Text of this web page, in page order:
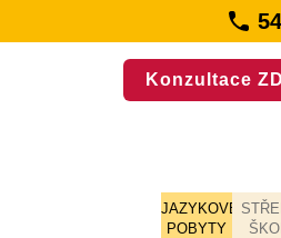
Konzultace
JAZYKOVÉ
POBYTY